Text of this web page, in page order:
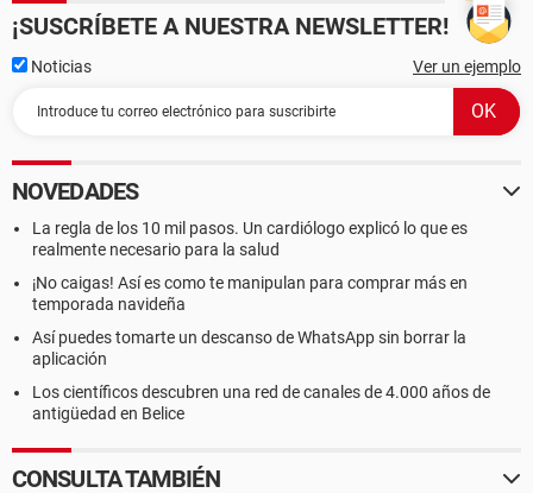
¡SUSCRÍBETE A NUESTRA NEWSLETTER!
Noticias Ver un ejemplo
NOVEDADES
La regla de los 10 mil pasos. Un cardiólogo explicó lo que es
realmente necesario para la salud
¡No caigas! Así es como te manipulan para comprar más en
temporada navideña
Así puedes tomarte un descanso de WhatsApp sin borrar la
aplicación
Los científicos descubren una red de canales de 4.000 años de
antigüedad en Belice
CONSULTA TAMBIÉN